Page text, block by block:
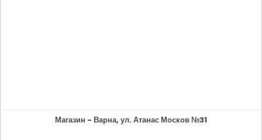
Магазин - Варна, ул. Атанас Москов №31